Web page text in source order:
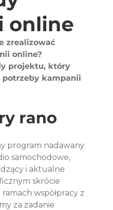
online
zrealizować
online?
projektu, który
kampanii
rano
program nadawany
samochodowe,
i aktualne
skrócie
współpracy z
za zadanie